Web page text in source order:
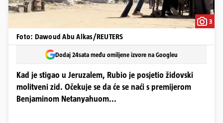
3
Foto: Dawoud Abu Alkas/REUTERS
Dodaj 24sata među omiljene izvore na Googleu
Kad je stigao u Jeruzalem, Rubio je posjetio židovski
molitveni zid. Očekuje se da će se naći s premijerom
Benjaminom Netanyahuom...